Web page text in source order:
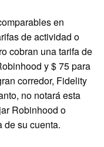
en
de actividad o
cobran una tarifa de
y $ 75 para
corredor, Fidelity
no notará esta
Robinhood o
de su cuenta.